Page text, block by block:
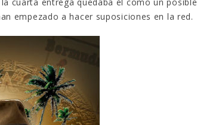
empezado a hacer suposiciones en la red.